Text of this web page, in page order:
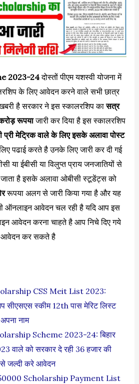
2023-24दोस्तों पीएम यशस्वी योजना में
के लिए आवेदन करने वाले सभी छात्र
है सरकार ने इस स्कालरशिप कासत्र
रूपयाजारी कर दिया है इस स्कालरशिप
प्री मेट्रिक वाले के लिए इसके अलावा पोस्ट
पढाई करते है उनके लिए जारी कर दी गई
या ईबीसी या विलुप्त प्राय जनजातियों से
जाता है इसके अलावा ओबीसी स्टूडेंट्स को
रूपया अलग से जारी किया गया है और यह
ऑनलाइन आवेदन चल रही है यदि आप इस
आवेदन करना चाहते है आप निचे दिए गये
आवेदन कर सकते है
CSS Meit List 2023:
सीएसएस स्कीम 12th पास मेरिट लिस्ट
नाम
Scheme 2023-24: बिहार
वाले को सरकार दे रही 36 हजार की
से जल्दी करे आवेदन
Scholarship Payment List